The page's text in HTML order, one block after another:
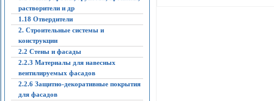
растворители и др
1.18 Отвердители
2. Строительные системы и
конструкции
2.2 Стены и фасады
2.2.3 Материалы для навесных
вентилируемых фасадов
2.2.6 Защитно-декоративные покрытия
для фасадов